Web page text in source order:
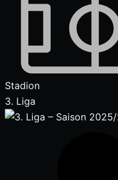
Stadion
3. Liga